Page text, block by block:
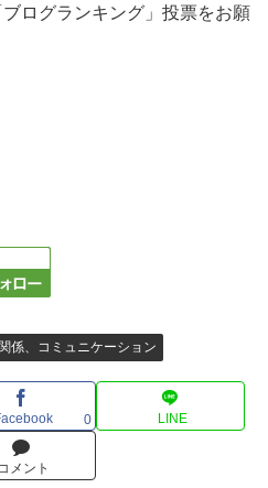
ログランキング」投票をお願
係、コミュニケーション
0 LINE
メント